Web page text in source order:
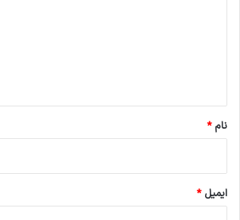
نام*
ایمیل*